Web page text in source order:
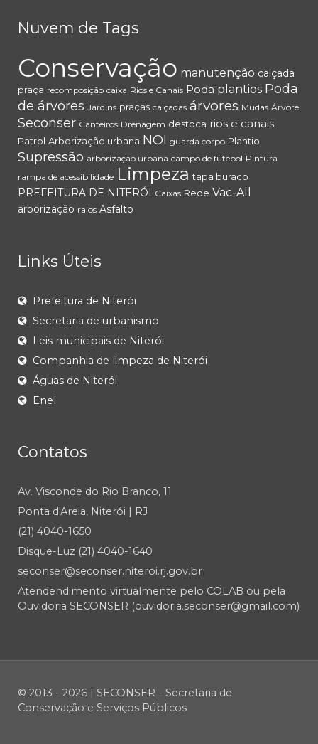
Nuvem de Tags
Conservação manutenção calçada
praça recomposição caixa Rios e Canais Poda plantios Poda
de árvores Jardins praças calçadas árvores Mudas Árvore
Seconser Canteiros Drenagem destoca rios e canais
Patrol Arborização urbana NOI guarda corpo Plantio
Supressão arborização urbana campo de futebol Pintura
rampa de acessibilidade Limpeza tapa buraco
PREFEITURA DE NITERÓI Caixas Rede Vac-All
arborização ralos Asfalto
Links Úteis
Prefeitura de Niterói
Secretaria de urbanismo
Leis municipais de Niterói
Companhia de limpeza de Niterói
Águas de Niterói
Enel
Contatos
Av. Visconde do Rio Branco, 11
Ponta d'Areia, Niterói | RJ
(21) 4040-1650
Disque-Luz (21) 4040-1640
seconser@seconser.niteroi.rj.gov.br
Atendendimento virtualmente pelo COLAB ou pela
Ouvidoria SECONSER (ouvidoria.seconser@gmail.com)
© 2013 - 2026 | SECONSER - Secretaria de
Conservação e Serviços Públicos